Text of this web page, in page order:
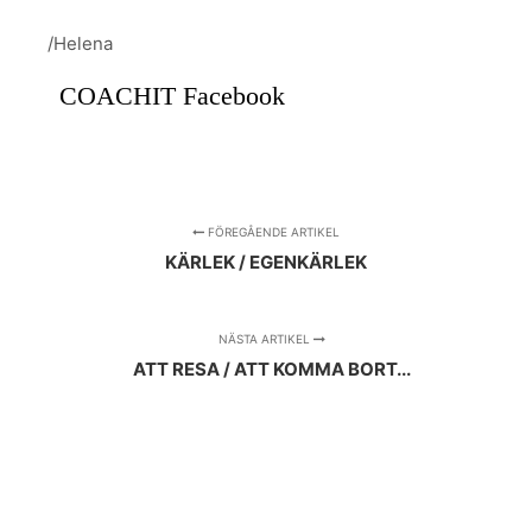
/Helena
COACHIT Facebook
FÖREGÅENDE ARTIKEL
KÄRLEK / EGENKÄRLEK
NÄSTA ARTIKEL
ATT RESA / ATT KOMMA BORT...